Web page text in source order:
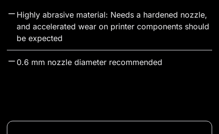
Highly abrasive material: Needs a hardened nozzle,
and accelerated wear on printer components should
be expected
0.6 mm nozzle diameter recommended